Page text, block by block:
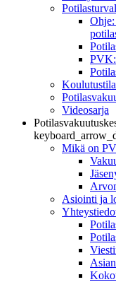
Ohje:
Videosarja
Mikä on
Asiointi ja